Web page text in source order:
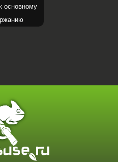
основному